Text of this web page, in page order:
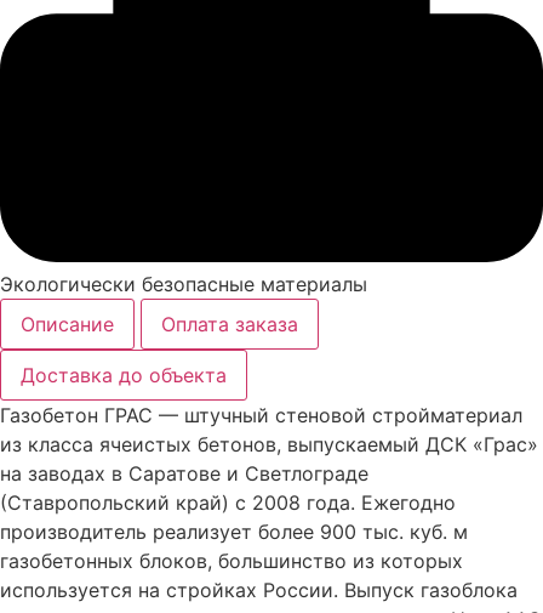
Экологически безопасные материалы
Описание
Оплата заказа
Доставка до объекта
Газобетон ГРАС — штучный стеновой стройматериал
из класса ячеистых бетонов, выпускаемый ДСК «Грас»
на заводах в Саратове и Светлограде
(Ставропольский край) с 2008 года. Ежегодно
производитель реализует более 900 тыс. куб. м
газобетонных блоков, большинство из которых
используется на стройках России. Выпуск газоблока